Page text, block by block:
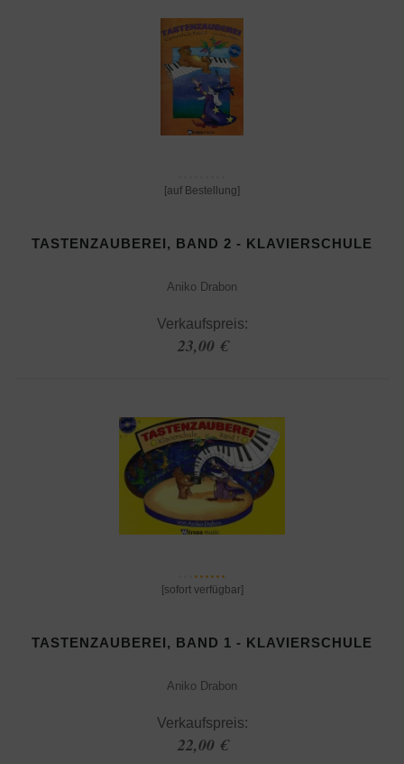
[auf Bestellung]
TASTENZAUBEREI, BAND 2 - KLAVIERSCHULE
Aniko Drabon
Verkaufspreis:
23,00 €
[sofort verfügbar]
TASTENZAUBEREI, BAND 1 - KLAVIERSCHULE
Aniko Drabon
Verkaufspreis:
22,00 €